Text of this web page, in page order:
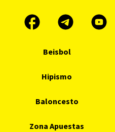
Beisbol
Hipismo
Baloncesto
Zona Apuestas